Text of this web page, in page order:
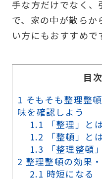
手な方だけでなく、
で、家の中が散ら
い方にもおすすめで
目次
1 そもそも整理整
味を確認しよう
1.1 「整理」と
1.2 「整頓」と
1.3 「整理整頓
2 整理整頓の効果
2.1 時短になる